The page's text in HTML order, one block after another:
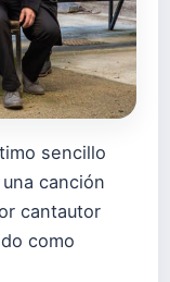
sencillo
canción
cantautor
como